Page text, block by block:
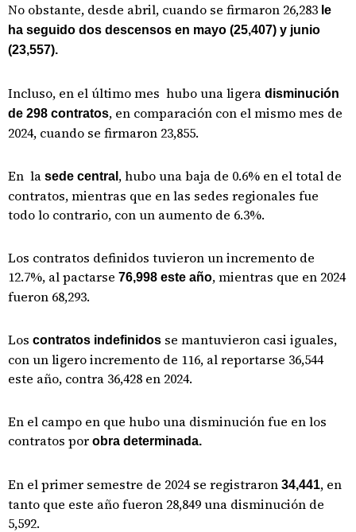
No obstante, desde abril, cuando se firmaron 26,283 le
ha seguido dos descensos en mayo (25,407) y junio
(23,557).
Incluso, en el último mes hubo una ligera disminución
de 298 contratos, en comparación con el mismo mes de
2024, cuando se firmaron 23,855.
En la sede central , hubo una baja de 0.6% en el total de
contratos, mientras que en las sedes regionales fue
todo lo contrario, con un aumento de 6.3%.
Los contratos definidos tuvieron un incremento de
12.7%, al pactarse 76,998 este año, mientras que en 2024
fueron 68,293.
Los contratos indefinidos se mantuvieron casi iguales,
con un ligero incremento de 116, al reportarse 36,544
este año, contra 36,428 en 2024.
En el campo en que hubo una disminución fue en los
contratos por obra determinada.
En el primer semestre de 2024 se registraron 34,441, en
tanto que este año fueron 28,849 una disminución de
5,592.